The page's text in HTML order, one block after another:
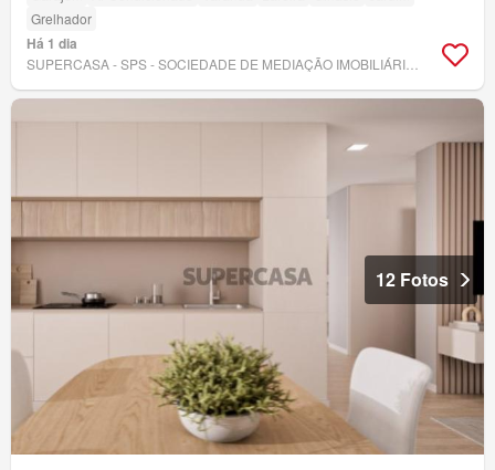
Grelhador
Há 1 dia
12 Fotos